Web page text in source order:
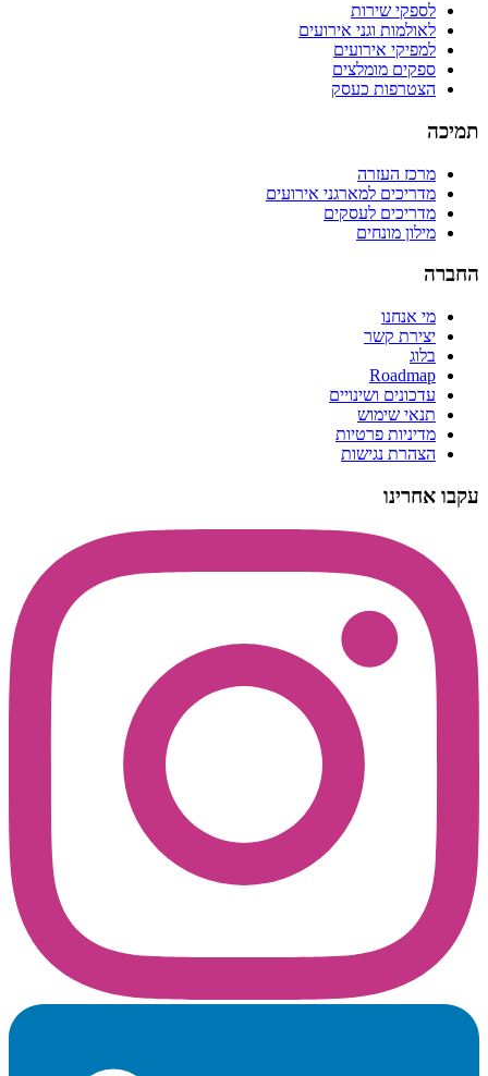
לספקי שירות
לאולמות וגני אירועים
למפיקי אירועים
ספקים מומלצים
הצטרפות כעסק
תמיכה
מרכז העזרה
מדריכים למארגני אירועים
מדריכים לעסקים
מילון מונחים
החברה
מי אנחנו
יצירת קשר
בלוג
Roadmap
עדכונים ושינויים
תנאי שימוש
מדיניות פרטיות
הצהרת נגישות
עקבו אחרינו